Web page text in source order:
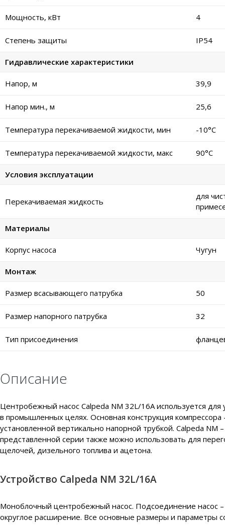
Мощность, кВт 4
Степень защиты IP54
Гидравлические характеристики
Напор, м 39,9
Напор мин., м 25,6
Температура перекачиваемой жидкости, мин -10°C
Температура перекачиваемой жидкости, макс 90°C
Условия эксплуатации
Перекачиваемая жидкость
для
Материалы
Корпус насоса Чугун
Монтаж
Размер всасывающего патрубка 50
Размер напорного патрубка 32
Тип присоединения
Описание
Центробежный насос Calpeda NM 32L/16A используется
в промышленных целях. Основная конструкция
установленной вертикально напорной трубкой. Calpeda
представленной серии также можно использовать для
щелочей, дизельного топлива и ацетона.
Устройство Calpeda NM 32L/16A
Моноблочный центробежный насос. Подсоединение насос
округлое расширение. Все основные размеры и параметры